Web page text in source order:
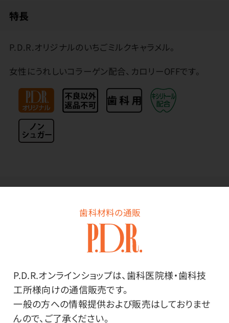
歯科材料の通販
P.D.R.オンラインショップは、歯科医院様・歯科技
工所様向けの通信販売です。
一般の方への情報提供および販売はしておりませ
んので、ご了承ください。
特長
P.D.R.オリジナルのいちごミルクキャラメル。
女性にうれしいコラーゲン配合、カロリーOFFです。
●原材料／還元水飴（国内製造）、ショートニング、還元
パラチノース、濃縮いちご果汁、食塩、粉末状大豆たん
プチド（ゼラチン）／乳化剤、粉末セルロース、酸味料、
香料、甘味料（キシリトール）、着色料（アントシアニン）、
（一部に乳成分・小麦・大豆・ゼラチンを含む）